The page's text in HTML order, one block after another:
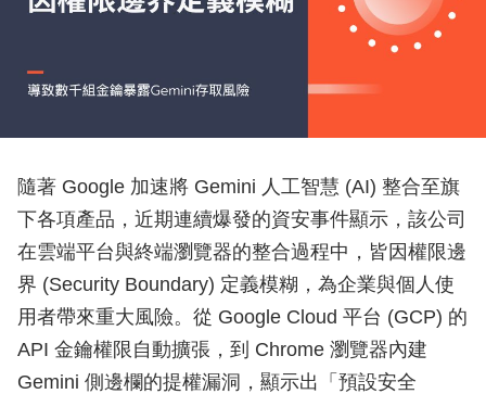
隨著 Google 加速將 Gemini 人工智慧 (AI) 整合至旗
下各項產品，近期連續爆發的資安事件顯示，該公司
在雲端平台與終端瀏覽器的整合過程中，皆因權限邊
界 (Security Boundary) 定義模糊，為企業與個人使
用者帶來重大風險。從 Google Cloud 平台 (GCP) 的
API 金鑰權限自動擴張，到 Chrome 瀏覽器內建
Gemini 側邊欄的提權漏洞，顯示出「預設安全